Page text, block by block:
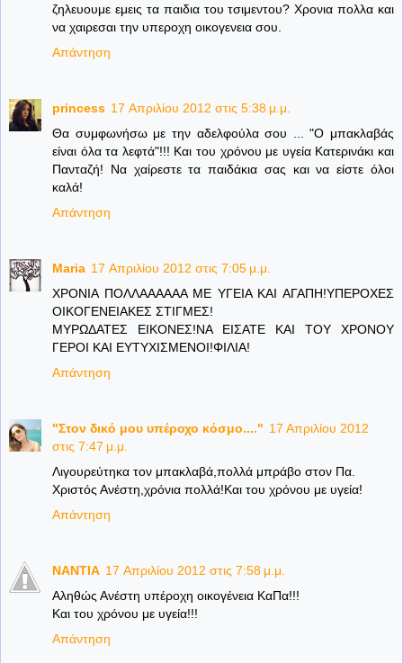
ζηλευουμε εμεις τα παιδια του τσιμεντου? Χρονια πολλα και
να χαιρεσαι την υπεροχη οικογενεια σου.
Απάντηση
princess 17 Απριλίου 2012 στις 5:38 μ.μ.
Θα συμφωνήσω με την αδελφούλα σου ... "Ο μπακλαβάς
είναι όλα τα λεφτά"!!! Και του χρόνου με υγεία Κατερινάκι και
Πανταζή! Να χαίρεστε τα παιδάκια σας και να είστε όλοι
καλά!
Απάντηση
Maria 17 Απριλίου 2012 στις 7:05 μ.μ.
ΧΡΟΝΙΑ ΠΟΛΛΑΑΑΑΑΑ ΜΕ ΥΓΕΙΑ ΚΑΙ ΑΓΑΠΗ!ΥΠΕΡΟΧΕΣ
ΟΙΚΟΓΕΝΕΙΑΚΕΣ ΣΤΙΓΜΕΣ!
ΜΥΡΩΔΑΤΕΣ ΕΙΚΟΝΕΣ!ΝΑ ΕΙΣΑΤΕ ΚΑΙ ΤΟΥ ΧΡΟΝΟΥ
ΓΕΡΟΙ ΚΑΙ ΕΥΤΥΧΙΣΜΕΝΟΙ!ΦΙΛΙΑ!
Απάντηση
"Στον δικό μου υπέροχο κόσμο...." 17 Απριλίου 2012
στις 7:47 μ.μ.
Λιγουρεύτηκα τον μπακλαβά,πολλά μπράβο στον Πα.
Χριστός Ανέστη,χρόνια πολλά!Και του χρόνου με υγεία!
Απάντηση
NANTIA 17 Απριλίου 2012 στις 7:58 μ.μ.
Αληθώς Ανέστη υπέροχη οικογένεια ΚαΠα!!!
Και του χρόνου με υγεία!!!
Απάντηση